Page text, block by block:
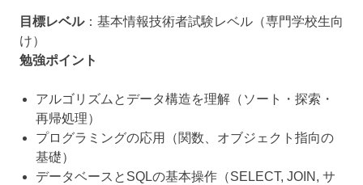
目標レベル：基本情報技術者試験レベル（専門学校生向
け）
勉強ポイント
アルゴリズムとデータ構造を理解（ソート・探索・
再帰処理）
プログラミングの応用（関数、オブジェクト指向の
基礎）
データベースとSQLの基本操作（SELECT, JOIN, サ